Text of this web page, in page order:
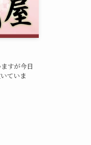
すが今日
ていま